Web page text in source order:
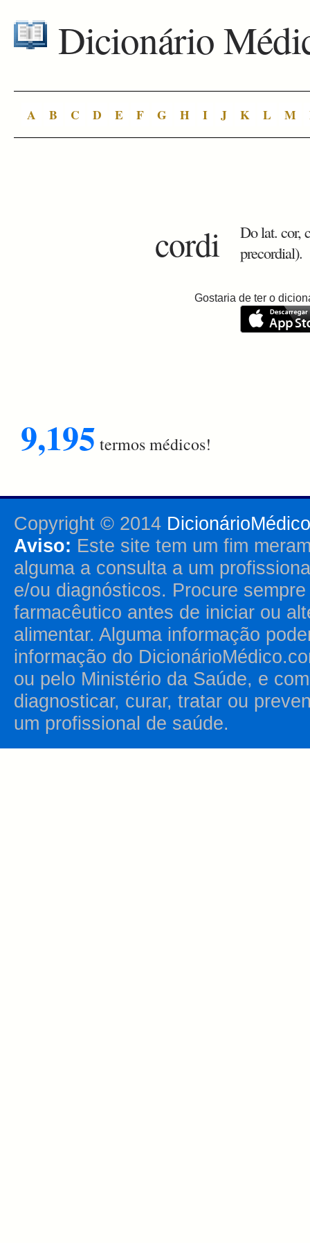
Dicionário
A B C D E F G H I J K L M
cordi
Do lat. cor,
precordial).
Gostaria de ter o
9,195 termos médicos!
Copyright © 2014
Aviso: Este site tem um fim
alguma a consulta a um
e/ou diagnósticos. Procure
farmacêutico antes de iniciar ou
alimentar. Alguma informação
informação do
ou pelo Ministério da Saúde, e
diagnosticar, curar, tratar ou
um profissional de saúde.